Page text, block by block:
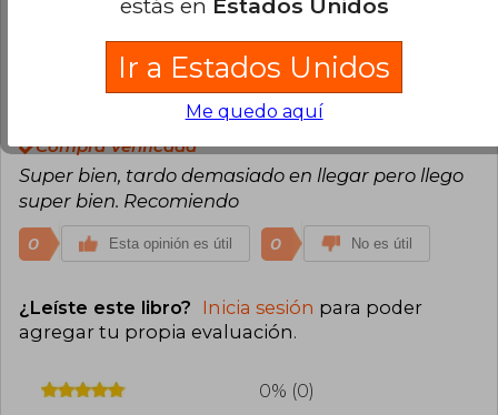
0
Herenia Paulet Angeles
Compra Verificada
Super bien, tardo demasiado en llegar pero llego
super bien. Recomiendo
0 Esta opinión es útil 0 No es útil
¿Leíste este libro? Inicia sesión para poder
agregar tu propia evaluación.
0% (0)
Ir a Estados Unidos
Me quedo aquí